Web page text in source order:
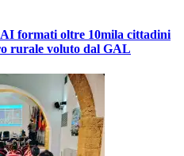
formati oltre 10mila cittadini
rurale voluto dal GAL